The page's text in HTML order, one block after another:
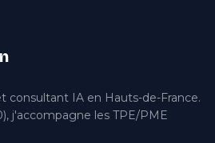
consultant IA en Hauts-de-France.
j'accompagne les TPE/PME